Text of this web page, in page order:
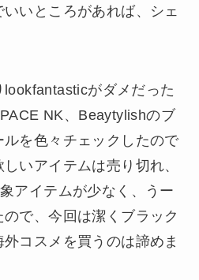
いところがあれば、シェ
がダメだった
NK、Beaytylishのブ
を色々チェックしたので
いアイテムは売り切れ、
アイテムが少なく、うー
で、今回は潔くブラック
コスメを買うのは諦めま